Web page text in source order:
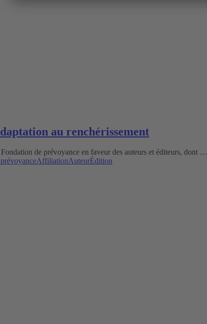
au renchérissement
de prévoyance en faveur des auteurs et éditeurs, dont …
AffiliationAuteurÉdition